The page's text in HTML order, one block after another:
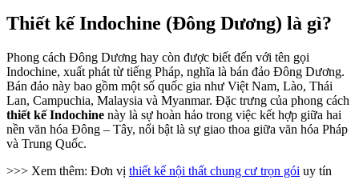
Thiết kế Indochine (Đông Dương) là gì?
Phong cách Đông Dương hay còn được biết đến với tên gọi
Indochine, xuất phát từ tiếng Pháp, nghĩa là bán đảo Đông Dương.
Bán đảo này bao gồm một số quốc gia như Việt Nam, Lào, Thái
Lan, Campuchia, Malaysia và Myanmar. Đặc trưng của phong cách
thiết kế Indochine này là sự hoàn hảo trong việc kết hợp giữa hai
nền văn hóa Đông – Tây, nổi bật là sự giao thoa giữa văn hóa Pháp
và Trung Quốc.
>>> Xem thêm: Đơn vị thiết kế nội thất chung cư trọn gói uy tín